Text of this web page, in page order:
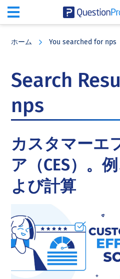
ホーム You searched for nps
Search
nps
カスタマーエ
ア（CES）。
よび計算